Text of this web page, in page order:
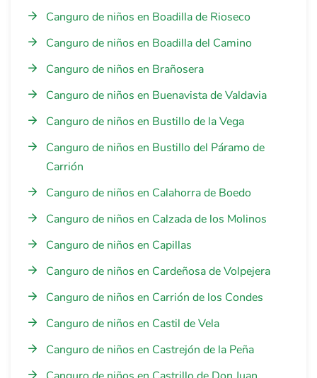
Canguro de niños en Boadilla de Rioseco
Canguro de niños en Boadilla del Camino
Canguro de niños en Brañosera
Canguro de niños en Buenavista de Valdavia
Canguro de niños en Bustillo de la Vega
Canguro de niños en Bustillo del Páramo de
Carrión
Canguro de niños en Calahorra de Boedo
Canguro de niños en Calzada de los Molinos
Canguro de niños en Capillas
Canguro de niños en Cardeñosa de Volpejera
Canguro de niños en Carrión de los Condes
Canguro de niños en Castil de Vela
Canguro de niños en Castrejón de la Peña